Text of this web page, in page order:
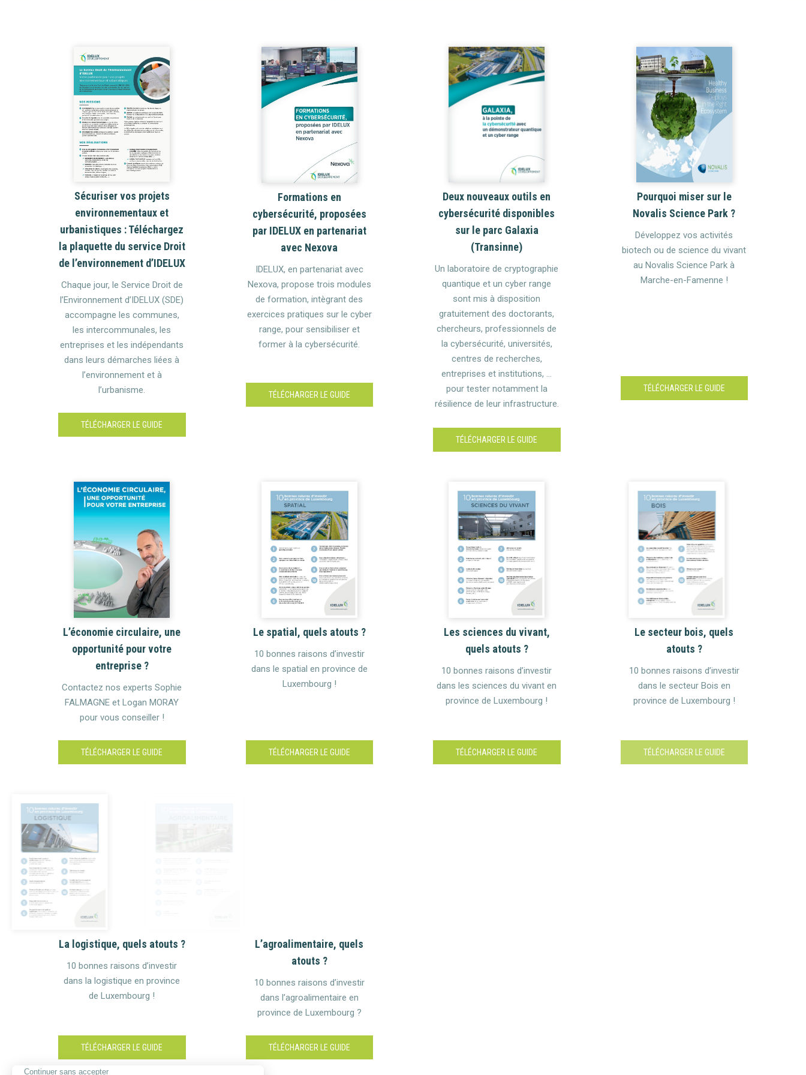
Sécuriser vos projets
environnementaux et
urbanistiques : Téléchargez
la plaquette du service Droit
de l’environnement d’IDELUX
Chaque jour, le Service Droit de
l’Environnement d’IDELUX (SDE)
accompagne les communes,
les intercommunales, les
entreprises et les indépendants
dans leurs démarches liées à
l’environnement et à
l’urbanisme.
TÉLÉCHARGER LE GUIDE
Formations en
cybersécurité, proposées
par IDELUX en partenariat
avec Nexova
IDELUX, en partenariat avec
Nexova, propose trois modules
de formation, intègrant des
exercices pratiques sur le cyber
range, pour sensibiliser et
former à la cybersécurité.
TÉLÉCHARGER LE GUIDE
Deux nouveaux outils en
cybersécurité disponibles
sur le parc Galaxia
(Transinne)
Un laboratoire de cryptographie
quantique et un cyber range
sont mis à disposition
gratuitement des doctorants,
chercheurs, professionnels de
la cybersécurité, universités,
centres de recherches,
entreprises et institutions, …
pour tester notamment la
résilience de leur infrastructure.
TÉLÉCHARGER LE GUIDE
Pourquoi miser sur le
Novalis Science Park ?
Développez vos activités
biotech ou de science du vivant
au Novalis Science Park à
Marche-en-Famenne !
TÉLÉCHARGER LE GUIDE
L’économie circulaire, une
opportunité pour votre
entreprise ?
Contactez nos experts Sophie
FALMAGNE et Logan MORAY
pour vous conseiller !
TÉLÉCHARGER LE GUIDE
Le spatial, quels atouts ?
10 bonnes raisons d’investir
dans le spatial en province de
Luxembourg !
TÉLÉCHARGER LE GUIDE
Les sciences du vivant,
quels atouts ?
10 bonnes raisons d’investir
dans les sciences du vivant en
province de Luxembourg !
TÉLÉCHARGER LE GUIDE
Le secteur bois, quels
atouts ?
10 bonnes raisons d’investir
dans le secteur Bois en
province de Luxembourg !
TÉLÉCHARGER LE GUIDE
La logistique, quels atouts ?
10 bonnes raisons d’investir
dans la logistique en province
de Luxembourg !
TÉLÉCHARGER LE GUIDE
L’agroalimentaire, quels
atouts ?
10 bonnes raisons d’investir
dans l’agroalimentaire en
province de Luxembourg ?
TÉLÉCHARGER LE GUIDE